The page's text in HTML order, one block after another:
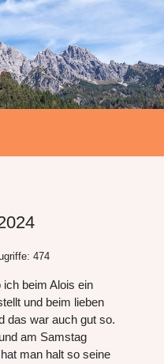
474
ich beim Alois ein
und beim lieben
das war auch gut so.
am Samstag
man halt so seine